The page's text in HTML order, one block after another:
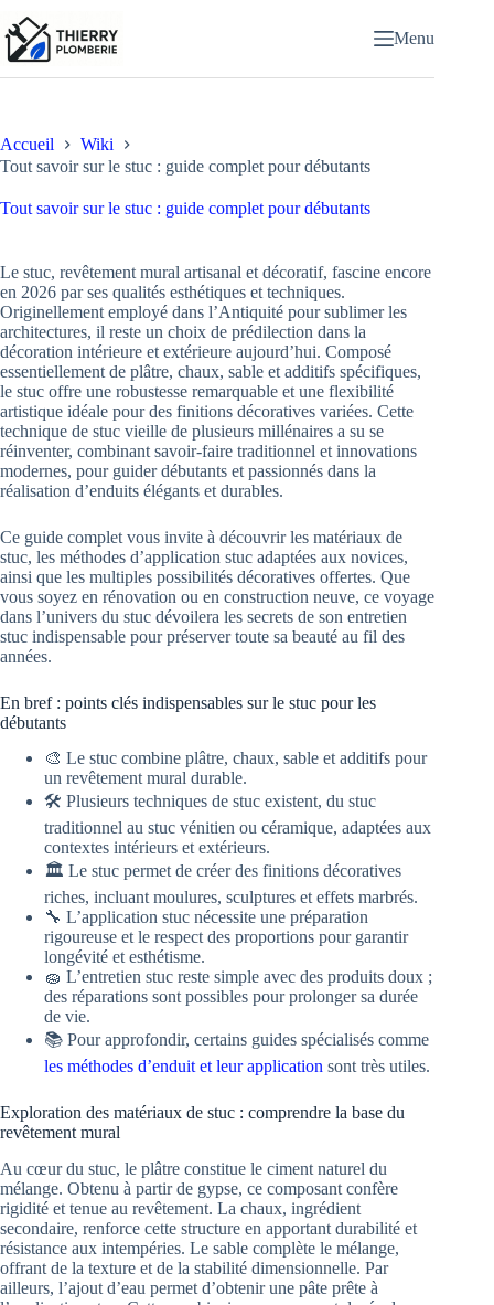
au
contenu
Menu
Accueil
Wiki
Tout savoir sur le stuc : guide complet pour débutants
Tout savoir sur le stuc : guide complet pour débutants
Le stuc, revêtement mural artisanal et décoratif, fascine encore
en 2026 par ses qualités esthétiques et techniques.
Originellement employé dans l’Antiquité pour sublimer les
architectures, il reste un choix de prédilection dans la
décoration intérieure et extérieure aujourd’hui. Composé
essentiellement de plâtre, chaux, sable et additifs spécifiques,
le stuc offre une robustesse remarquable et une flexibilité
artistique idéale pour des finitions décoratives variées. Cette
technique de stuc vieille de plusieurs millénaires a su se
réinventer, combinant savoir-faire traditionnel et innovations
modernes, pour guider débutants et passionnés dans la
réalisation d’enduits élégants et durables.
Ce guide complet vous invite à découvrir les matériaux de
stuc, les méthodes d’application stuc adaptées aux novices,
ainsi que les multiples possibilités décoratives offertes. Que
vous soyez en rénovation ou en construction neuve, ce voyage
dans l’univers du stuc dévoilera les secrets de son entretien
stuc indispensable pour préserver toute sa beauté au fil des
années.
En bref : points clés indispensables sur le stuc pour les
débutants
🎨 Le stuc combine plâtre, chaux, sable et additifs pour
un revêtement mural durable.
🛠️ Plusieurs techniques de stuc existent, du stuc
traditionnel au stuc vénitien ou céramique, adaptées aux
contextes intérieurs et extérieurs.
🏛️ Le stuc permet de créer des finitions décoratives
riches, incluant moulures, sculptures et effets marbrés.
🔧 L’application stuc nécessite une préparation
rigoureuse et le respect des proportions pour garantir
longévité et esthétisme.
🧽 L’entretien stuc reste simple avec des produits doux ;
des réparations sont possibles pour prolonger sa durée
de vie.
📚 Pour approfondir, certains guides spécialisés comme
les méthodes d’enduit et leur application sont très utiles.
Exploration des matériaux de stuc : comprendre la base du
revêtement mural
Au cœur du stuc, le plâtre constitue le ciment naturel du
mélange. Obtenu à partir de gypse, ce composant confère
rigidité et tenue au revêtement. La chaux, ingrédient
secondaire, renforce cette structure en apportant durabilité et
résistance aux intempéries. Le sable complète le mélange,
offrant de la texture et de la stabilité dimensionnelle. Par
ailleurs, l’ajout d’eau permet d’obtenir une pâte prête à